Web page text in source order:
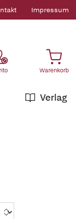
Impressum
Warenkorb
Verlag